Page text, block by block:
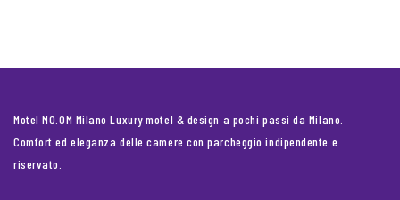
Motel MO.OM Milano Luxury motel & design a pochi passi da Milano.
Comfort ed eleganza delle camere con parcheggio indipendente e
riservato.